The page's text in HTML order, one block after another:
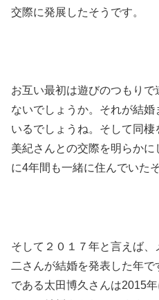
交際に発展したそうです。
お互い最初は遊びのつもり
ないでしょうか。それが結
いるでしょうね。そして同
美紀さんとの交際を明らか
に4年間も一緒に住んでいた
そして２０１７年と言えば
二さんが結婚を発表した年
である太田博久さんは2015